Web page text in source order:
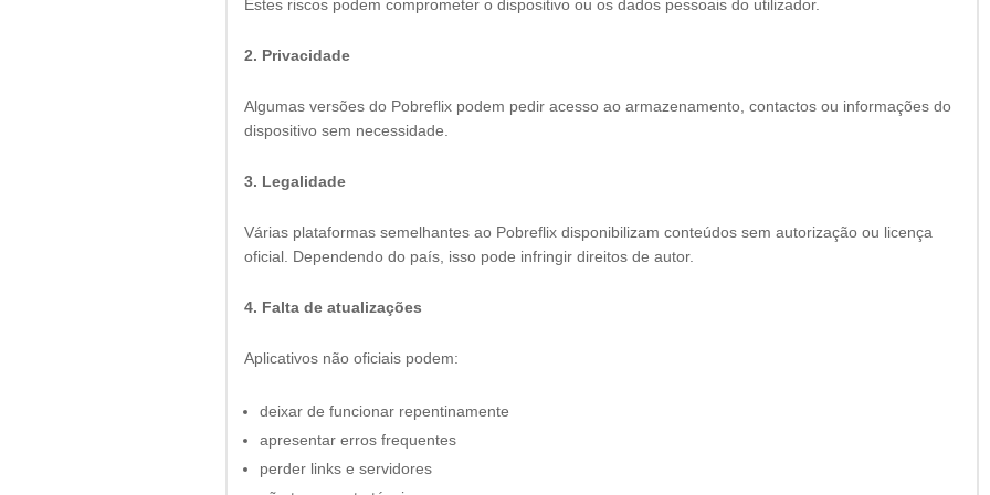
Estes riscos podem comprometer o dispositivo ou os dados pessoais do utilizador.
2. Privacidade
Algumas versões do Pobreflix podem pedir acesso ao armazenamento, contactos ou informações do
dispositivo sem necessidade.
3. Legalidade
Várias plataformas semelhantes ao Pobreflix disponibilizam conteúdos sem autorização ou licença
oficial. Dependendo do país, isso pode infringir direitos de autor.
4. Falta de atualizações
Aplicativos não oficiais podem:
deixar de funcionar repentinamente
apresentar erros frequentes
perder links e servidores